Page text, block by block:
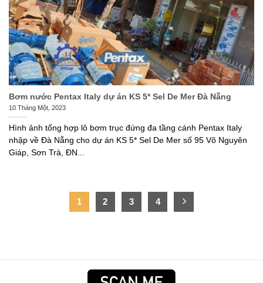
Bơm nước Pentax Italy dự án KS 5* Sel De Mer Đà Nẵng
10 Tháng Một, 2023
Hình ảnh tổng hợp lô bơm trục đứng đa tầng cánh Pentax Italy
nhập về Đà Nẵng cho dự án KS 5* Sel De Mer số 95 Võ Nguyên
Giáp, Sơn Trà, ĐN...
1 2 3 4